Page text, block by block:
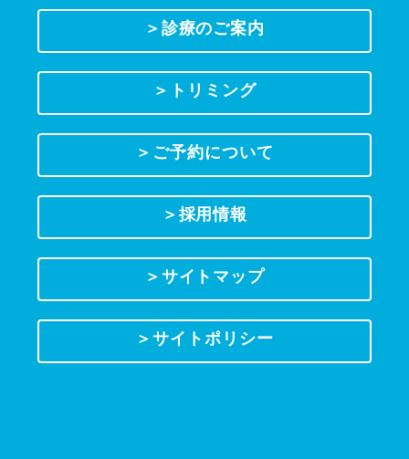
＞診療のご案内
＞トリミング
＞ご予約について
＞採用情報
＞サイトマップ
＞サイトポリシー